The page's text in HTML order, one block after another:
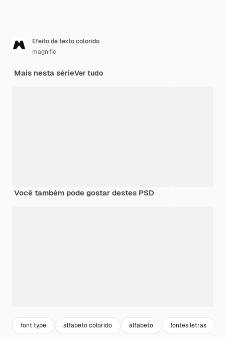
Efeito de texto colorido
magnific
Mais nesta sérieVer tudo
Você também pode gostar destes PSD
font type alfabeto colorido alfabeto fontes letras